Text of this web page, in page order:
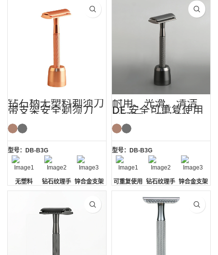
钻石柄无塑料剃须刀
带支架安全剃须刀
型号：DB-B3G
无塑料
钻石纹理手
柄
锌合金支架
耐用、光滑、清洁
DE 安全可重复使用
剃须刀，带支架
型号：DB-B3G
可重复使用
的
钻石纹理手
柄
锌合金支架